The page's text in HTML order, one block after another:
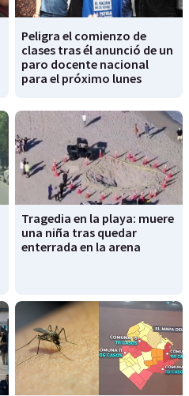
Peligra el comienzo de
clases tras él anunció de un
paro docente nacional
para el próximo lunes
Tragedia en la playa: muere
una niña tras quedar
enterrada en la arena